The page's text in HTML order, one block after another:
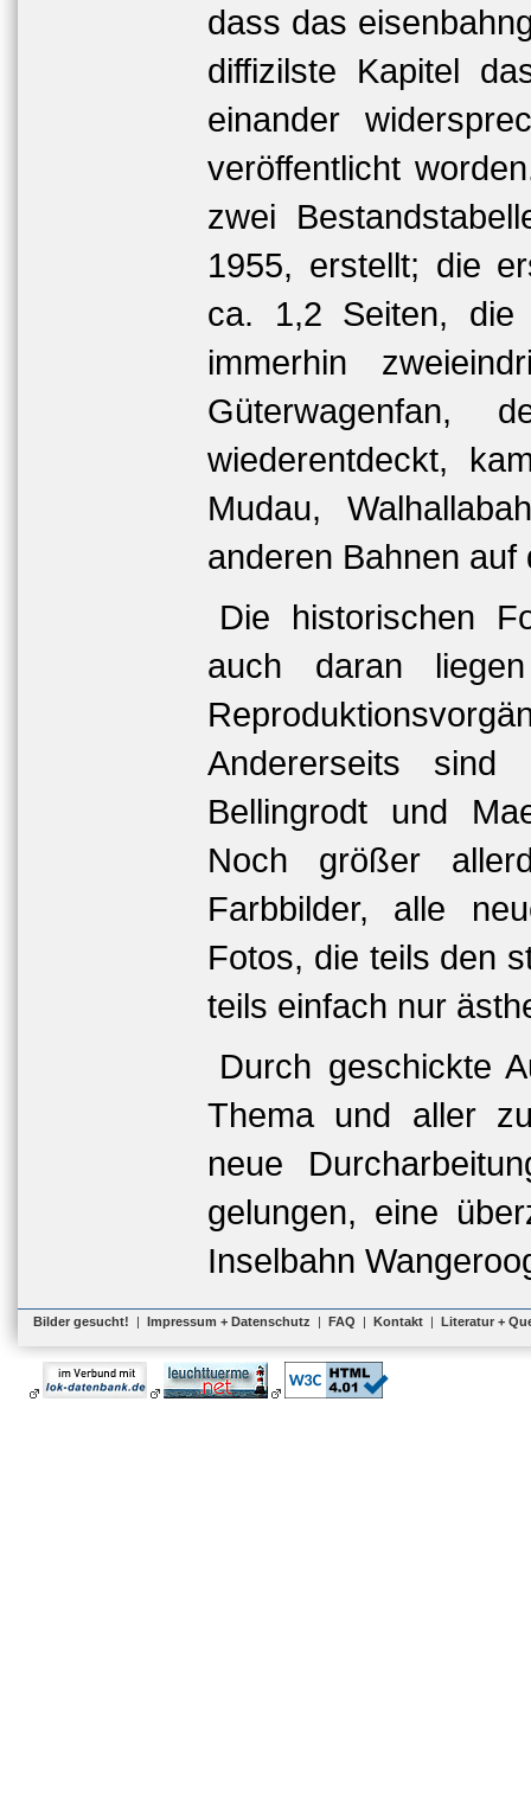
dass das
diffizilste Kapitel
einander
veröffentlicht
zwei
1955, erstellt; die
ca. 1,2 Seiten, die
immerhin
Güterwagenfan,
wiederentdeckt,
Mudau,
anderen Bahnen auf
Die historischen
auch daran
Andererseits sind
Bellingrodt und
Noch größer
Farbbilder, alle
Fotos, die teils den
teils einfach nur
Durch geschickte
Thema und aller
neue
gelungen, eine
Inselbahn
Bilder gesucht! | Impressum + Datenschutz | FAQ | Kontakt | Literatur +